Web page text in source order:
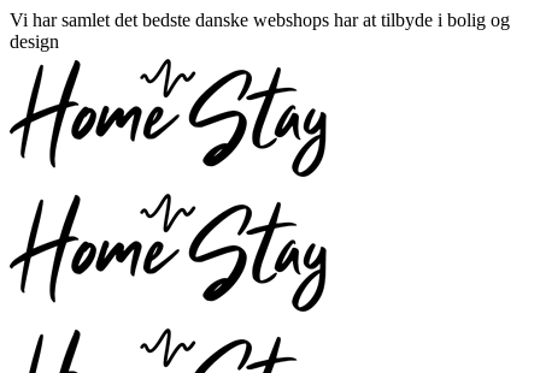
Vi har samlet det bedste danske webshops har at tilbyde i bolig og
design